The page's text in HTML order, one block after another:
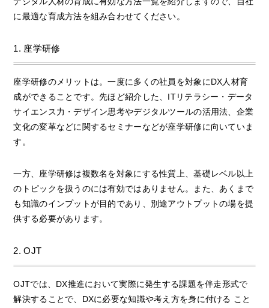
に最適な育成方法を組み合わせてください。
1. 座学研修
座学研修のメリットは。一度に多くの社員を対象にDX人材育
成ができることです。先ほど紹介した、ITリテラシー・データ
サイエンス力・デザイン思考やデジタルツールの活用法、企業
文化の変革などに関するセミナーなどが座学研修に向いていま
す。
一方、座学研修は複数名を対象にする性質上、基礎レベル以上
のトピックを扱うのには有効ではありません。また、あくまで
も知識のインプットが目的であり、別途アウトプットの場を提
供する必要があります。
2. OJT
OJTでは、DX推進において実際に発生する課題を伴走形式で
解決することで、DXに必要な知識や考え方を身に付ける こと